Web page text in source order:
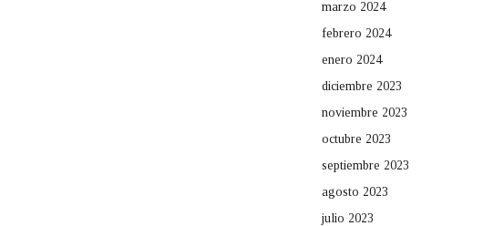
marzo 2024
febrero 2024
enero 2024
diciembre 2023
noviembre 2023
octubre 2023
septiembre 2023
agosto 2023
julio 2023